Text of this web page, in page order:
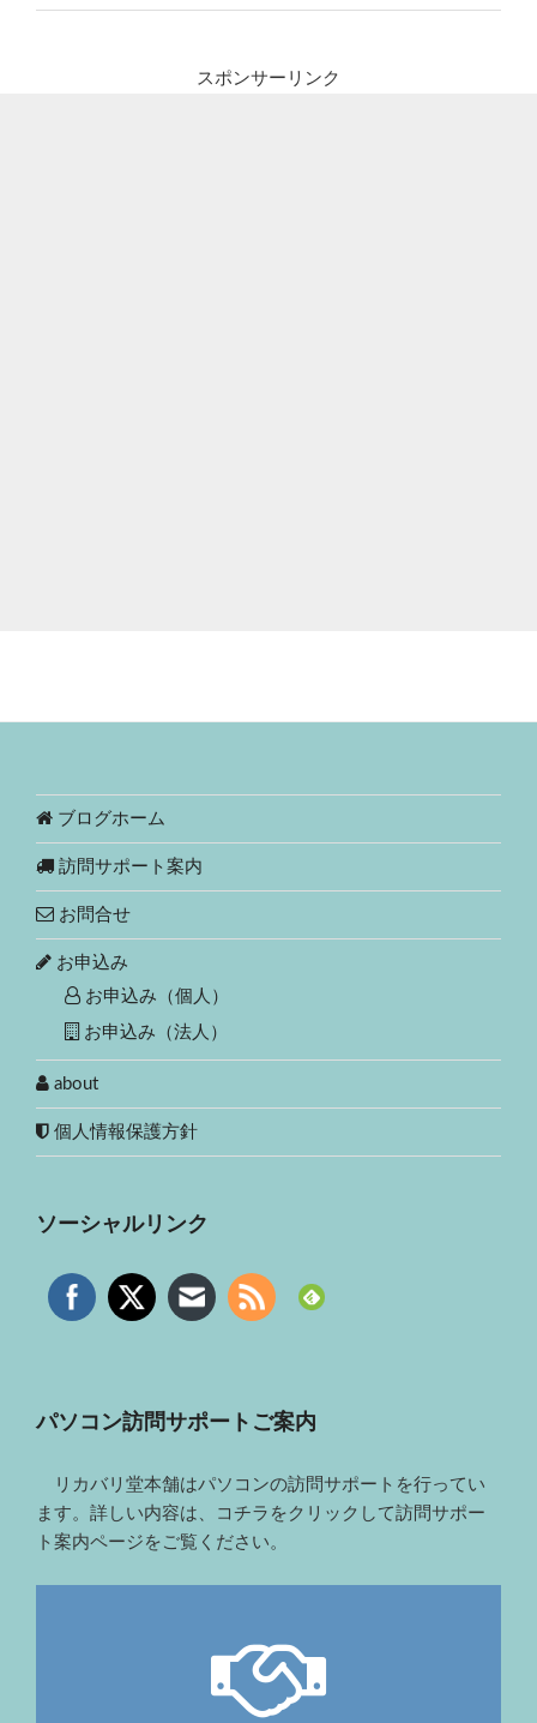
スポンサーリンク
ブログホーム
訪問サポート案内
お問合せ
お申込み
お申込み（個人）
お申込み（法人）
about
個人情報保護方針
ソーシャルリンク
パソコン訪問サポートご案内
リカバリ堂本舗はパソコンの訪問サポートを行ってい
ます。詳しい内容は、コチラをクリックして訪問サポー
ト案内ページをご覧ください。